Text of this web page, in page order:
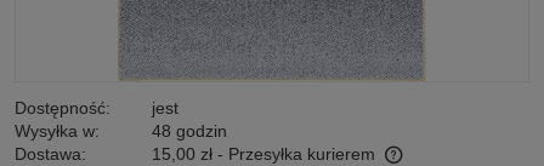
Dostępność:
jest
Wysyłka w:
48 godzin
Dostawa:
15,00 zł - Przesyłka kurierem